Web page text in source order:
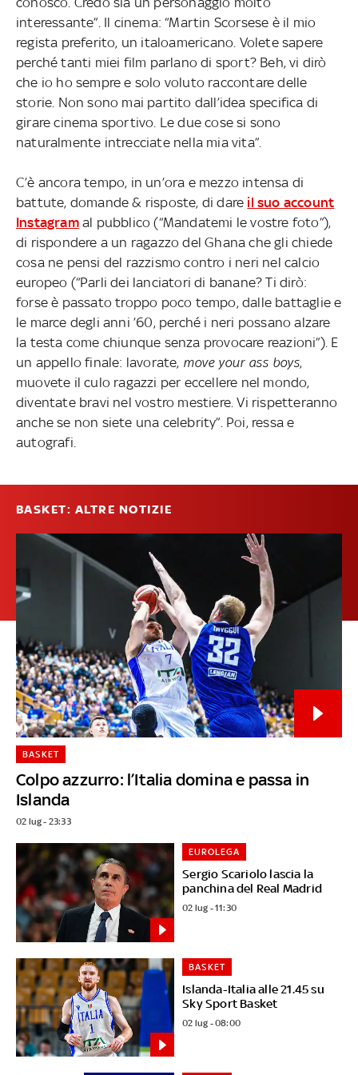
interessante”. Il cinema: “Martin Scorsese è il mio
regista preferito, un italoamericano. Volete sapere
perché tanti miei film parlano di sport? Beh, vi dirò
che io ho sempre e solo voluto raccontare delle
storie. Non sono mai partito dall’idea specifica di
girare cinema sportivo. Le due cose si sono
naturalmente intrecciate nella mia vita”.
C’è ancora tempo, in un’ora e mezzo intensa di
battute, domande & risposte, di dare il suo account
Instagramal pubblico (“Mandatemi le vostre foto”),
di rispondere a un ragazzo del Ghana che gli chiede
cosa ne pensi del razzismo contro i neri nel calcio
europeo (“Parli dei lanciatori di banane? Ti dirò:
forse è passato troppo poco tempo, dalle battaglie e
le marce degli anni ’60, perché i neri possano alzare
la testa come chiunque senza provocare reazioni”). E
un appello finale: lavorate, move your ass boys,
muovete il culo ragazzi per eccellere nel mondo,
diventate bravi nel vostro mestiere. Vi rispetteranno
anche se non siete una celebrity”. Poi, ressa e
autografi.
BASKET: ALTRE NOTIZIE
Colpo azzurro: l’Italia domina e passa in
Islanda
BASKET
02 lug - 23:33
Sergio Scariolo lascia la
panchina del Real Madrid
EUROLEGA
02 lug - 11:30
Islanda-Italia alle 21.45 su
Sky Sport Basket
BASKET
02 lug - 08:00